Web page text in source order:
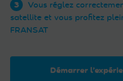
Vous réglez
satellite et vous profitez
FRANSAT
Démarrer